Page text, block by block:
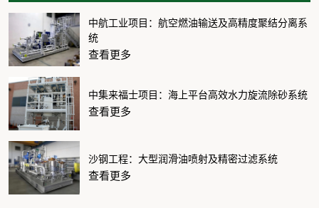
中航工业项目：航空燃油输送及高精度聚结分离系
统
查看更多
中集来福士项目：海上平台高效水力旋流除砂系统
查看更多
沙钢工程：大型润滑油喷射及精密过滤系统
查看更多